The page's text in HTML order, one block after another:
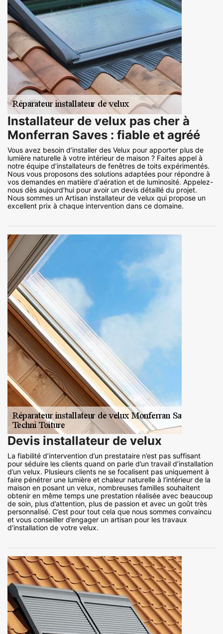
Installateur de velux pas cher à
Monferran Saves : fiable et agréé
Vous avez besoin d’installer des Velux pour apporter plus de
lumière naturelle à votre intérieur de maison ? Faites appel à
notre équipe d’installateurs de fenêtres de toits expérimentés.
Nous vous proposons des solutions adaptées pour répondre à
vos demandes en matière d'aération et de luminosité. Appelez-
nous dès aujourd'hui pour avoir un devis détaillé du projet.
Nous sommes un Artisan installateur de velux qui propose un
excellent prix à chaque intervention dans ce domaine.
Devis installateur de velux
La fiabilité d’intervention d’un prestataire n’est pas suffisant
pour séduire les clients quand on parle d’un travail d’installation
d’un velux. Plusieurs clients ne se focalisent pas uniquement à
faire pénétrer une lumière et chaleur naturelle à l’intérieur de la
maison en posant un velux, nombreuses familles souhaitent
obtenir en même temps une prestation réalisée avec beaucoup
de soin, plus d’attention, plus de passion et avec un goût très
personnalisé. C’est pour tout cela que nous sommes convaincu
et vous conseiller d’engager un artisan pour les travaux
d’installation de votre velux.